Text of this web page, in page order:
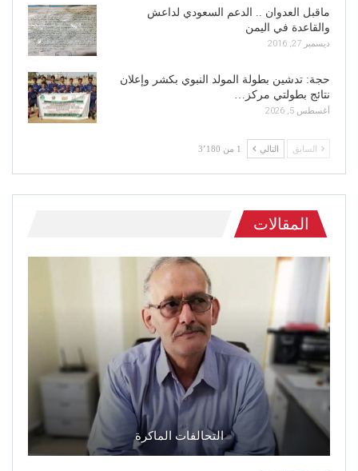
ماقبل العدوان .. الدعم السعودي لداعش
والقاعدة في اليمن
ديسمبر 27, 2016
حجة: تدشين بطولة المولد النبوي بكشر وإعلان
نتائج بطولتي مركز…
أغسطس 5, 2026
السابق التالي 1 من 3٬180
المقالات
التحالفات الماكرة